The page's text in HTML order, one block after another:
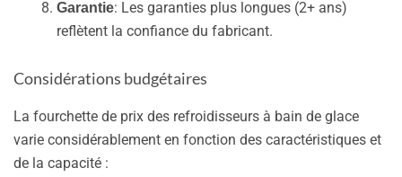
Garantie: Les garanties plus longues (2+ ans)
reflètent la confiance du fabricant.
Considérations budgétaires
La fourchette de prix des refroidisseurs à bain de glace
varie considérablement en fonction des caractéristiques et
de la capacité :